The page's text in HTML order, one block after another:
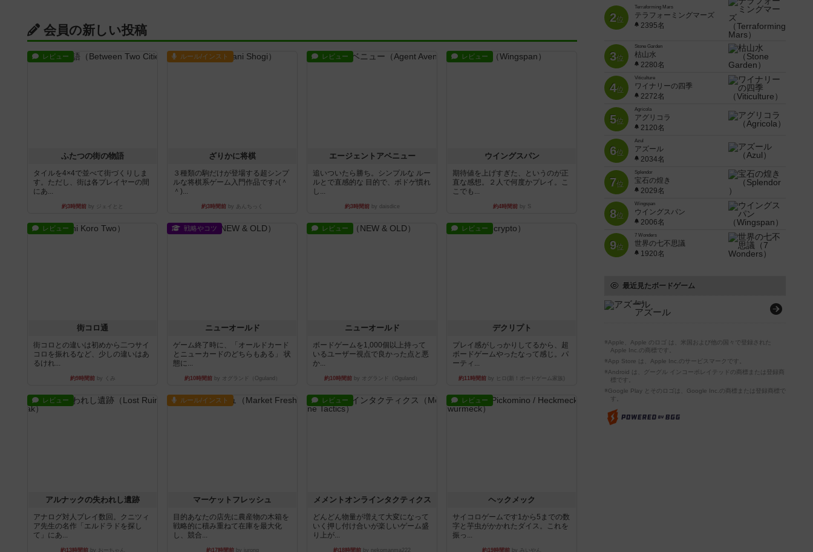
会員の新しい投稿
レビュー
ふたつの街の物語
タイルを4×4で並べて街づくりしま
す。ただし、街は各プレイヤーの間
にあ...
約3時間前 by ジェイとと
ルール/インスト
ざりかに将棋
３種類の駒だけが登場する超シンプ
ルな将棋系ゲーム入門作品です♪(＾
＾)...
約3時間前 by あんちっく
レビュー
エージェントアベニュー
追いついたら勝ち。シンプルな ルー
ルとで直感的な 目的で、ボドゲ慣れ
し...
約3時間前by daisdice
レビュー
ウイングスパン
期待値を上げすぎた、というのが正
直な感想。２人で何度かプレイ。こ
こでも...
約4時間前by S
レビュー
街コロ通
街コロとの違いは初めから二つサイ
コロを振れるなど、少しの違いはあ
るけれ...
約9時間前by くみ
戦略やコツ
ニューオールド
ゲーム終了時に、「オールドカード
とニューカードのどちらもある」 状
態に...
約10時間前by オグランド（Oguland）
レビュー
ニューオールド
ボードゲームを1,000個以上持って
いるユーザー視点で良かった点と悪
か...
約10時間前by オグランド（Oguland）
レビュー
デクリプト
プレイ感がしっかりしてるから、超
ボードゲームやったなって感じ。パ
ーティ...
約11時間前 by ヒロ(新！ボードゲーム家族)
レビュー
アルナックの失われし遺跡
アナログ対人プレイ数回。クニツィ
ア先生の名作「エルドラドを探し
て」にあ...
約13時間前by おーちゃん
ルール/インスト
マーケットフレッシュ
目的あなたの店先に農産物の木箱を
戦略的に積み重ねて在庫を最大化
し、競合...
約17時間前by jurong
レビュー
メメントオンラインタクティクス
どんどん物量が増えて大変になって
いく押し付け合いが楽しいゲーム盛
り上が...
約18時間前 by nekomanma222
レビュー
ヘックメック
サイコロゲームです1から5までの数
字と芋虫がかかれたダイス。これを
振っ...
約19時間前 by みいやん
2位
Terraforming Mars
テラフォーミングマーズ
2395名
3位
Stone Garden
枯山水
2280名
4位
Viticulture
ワイナリーの四季
2272名
5位
Agricola
アグリコラ
2120名
6位
Azul
アズール
2034名
7位
Splendor
宝石の煌き
2029名
8位
Wingspan
ウイングスパン
2006名
9位
7 Wonders
世界の七不思議
1920名
最近見たボードゲーム
Azul
アズール
※Apple、Apple のロゴ は、米国および他の国々で登録された
Apple Inc.の商標です。
※App Store は、Apple Inc.のサービスマークです。
※Android は、グーグル インコーポレイテッドの商標または登録商
標です。
※Google Play とそのロゴは、Google Inc.の商標または登録商標で
す。